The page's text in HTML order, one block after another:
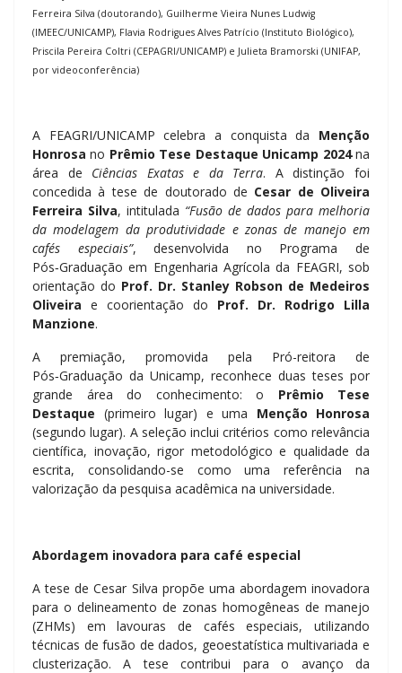
Ferreira Silva (doutorando), Guilherme Vieira Nunes Ludwig
(IMEEC/UNICAMP), Flavia Rodrigues Alves Patrício (Instituto Biológico),
Priscila Pereira Coltri (CEPAGRI/UNICAMP) e Julieta Bramorski (UNIFAP,
por videoconferência)
A FEAGRI/UNICAMP celebra a conquista da Menção
Honrosa no Prêmio Tese Destaque Unicamp 2024na
área de Ciências Exatas e da Terra. A distinção foi
concedida à tese de doutorado de Cesar de Oliveira
Ferreira Silva, intitulada “Fusão de dados para melhoria
da modelagem da produtividade e zonas de manejo em
cafés especiais”, desenvolvida no Programa de
Pós‑Graduação em Engenharia Agrícola da FEAGRI, sob
orientação do Prof. Dr. Stanley Robson de Medeiros
Oliveira e coorientação do Prof. Dr. Rodrigo Lilla
Manzione.
A premiação, promovida pela Pró-reitora de
Pós‑Graduação da Unicamp, reconhece duas teses por
grande área do conhecimento: o Prêmio Tese
Destaque (primeiro lugar) e uma Menção Honrosa
(segundo lugar). A seleção inclui critérios como relevância
científica, inovação, rigor metodológico e qualidade da
escrita, consolidando-se como uma referência na
valorização da pesquisa acadêmica na universidade.
Abordagem inovadora para café especial
A tese de Cesar Silva propõe uma abordagem inovadora
para o delineamento de zonas homogêneas de manejo
(ZHMs) em lavouras de cafés especiais, utilizando
técnicas de fusão de dados, geoestatística multivariada e
clusterização. A tese contribui para o avanço da